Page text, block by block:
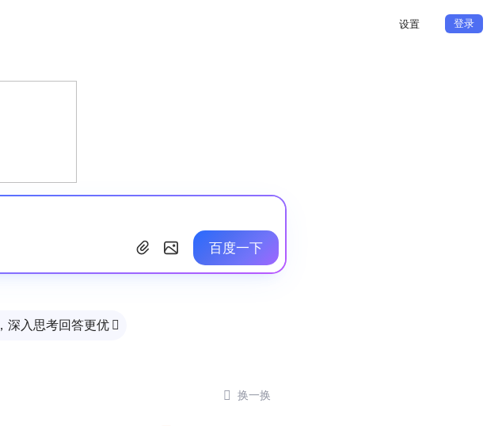
设置 登录
百度一下
深入思考回答更优 
 换一换